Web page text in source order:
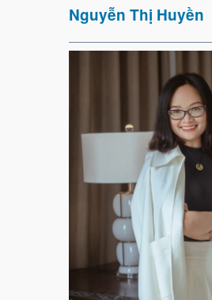
Nguyễn Thị Huyền